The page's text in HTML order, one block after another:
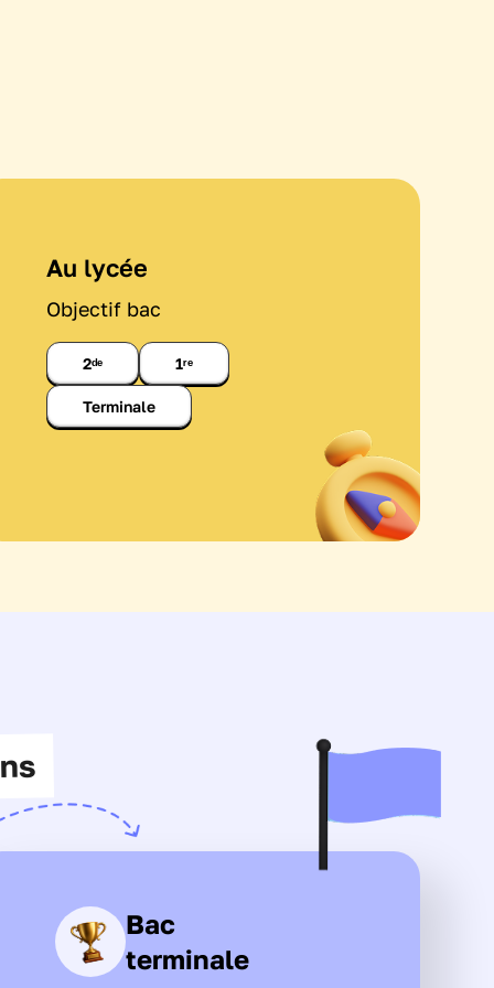
Au lycée
Objectif bac
2ᵈᵉ 1ʳᵉ
Terminale
Bac
terminale